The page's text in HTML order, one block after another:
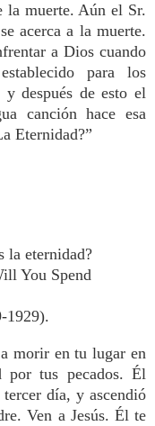
la muerte. Aún el Sr.
acerca a la muerte.
a Dios cuando
para los
después de esto el
canción hace esa
Eternidad?”
la eternidad?
You Spend
morir en tu lugar en
por tus pecados. Él
día, y ascendió
Ven a Jesús. Él te